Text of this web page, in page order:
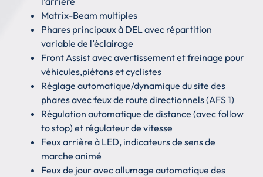
Matrix-Beam multiples
Phares principaux à DEL avec répartition
variable de l’éclairage
Front Assist avec avertissement et freinage pour
véhicules,piétons et cyclistes
Réglage automatique/dynamique du site des
phares avec feux de route directionnels (AFS 1)
Régulation automatique de distance (avec follow
to stop) et régulateur de vitesse
Feux arrière à LED, indicateurs de sens de
marche animé
Feux de jour avec allumage automatique des